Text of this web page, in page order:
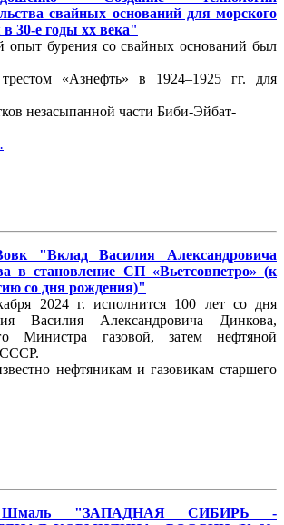
свайных оснований для морского
в 30-е годы хх века"
опыт бурения со свайных оснований был
«Азнефть» в 1924–1925 гг. для
незасыпанной части Биби-Эйбат-
"Вклад Василия Александровича
в становление СП «Вьетсовпетро» (к
со дня рождения)"
2024 г. исполнится 100 лет со дня
Василия Александровича Динкова,
Министра газовой, затем нефтяной
нефтяникам и газовикам старшего
"ЗАПАДНАЯ СИБИРЬ -